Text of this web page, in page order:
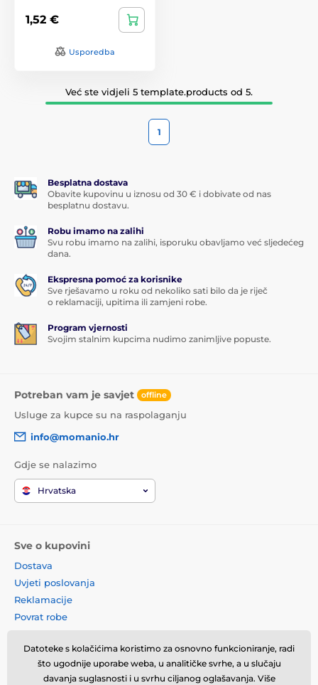
1,52 €
Usporedba
Već ste vidjeli 5 template.products od 5.
1
Besplatna dostava
Obavite kupovinu u iznosu od 30 € i dobivate od nas
besplatnu dostavu.
Robu imamo na zalihi
Svu robu imamo na zalihi, isporuku obavljamo već sljedećeg
dana.
Ekspresna pomoć za korisnike
Sve rješavamo u roku od nekoliko sati bilo da je riječ
o reklamaciji, upitima ili zamjeni robe.
Program vjernosti
Svojim stalnim kupcima nudimo zanimljive popuste.
Potreban vam je savjet offline
Usluge za kupce su na raspolaganju
info@momanio.hr
Gdje se nalazimo
Hrvatska
Sve o kupovini
Dostava
Uvjeti poslovanja
Reklamacije
Povrat robe
Načela o korištenju kolačića
Kontaktne informacije
Datoteke s kolačićima koristimo za osnovno funkcioniranje, radi
što ugodnije uporabe weba, u analitičke svrhe, a u slučaju
davanja suglasnosti i u svrhu ciljanog oglašavanja. Više